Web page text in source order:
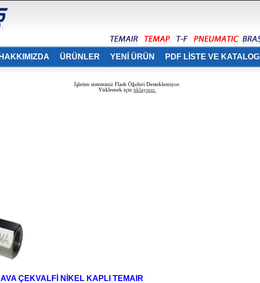
PDF LİSTE VE KATALOG
YENİ ÜRÜN
ÜRÜNLER
HAKKIMIZDA
İşletim sisteminiz Flash Öğeleri Desteklemiyor.
Yüklemek için tıklayınız.
NİKEL KAPLI TEMAIR